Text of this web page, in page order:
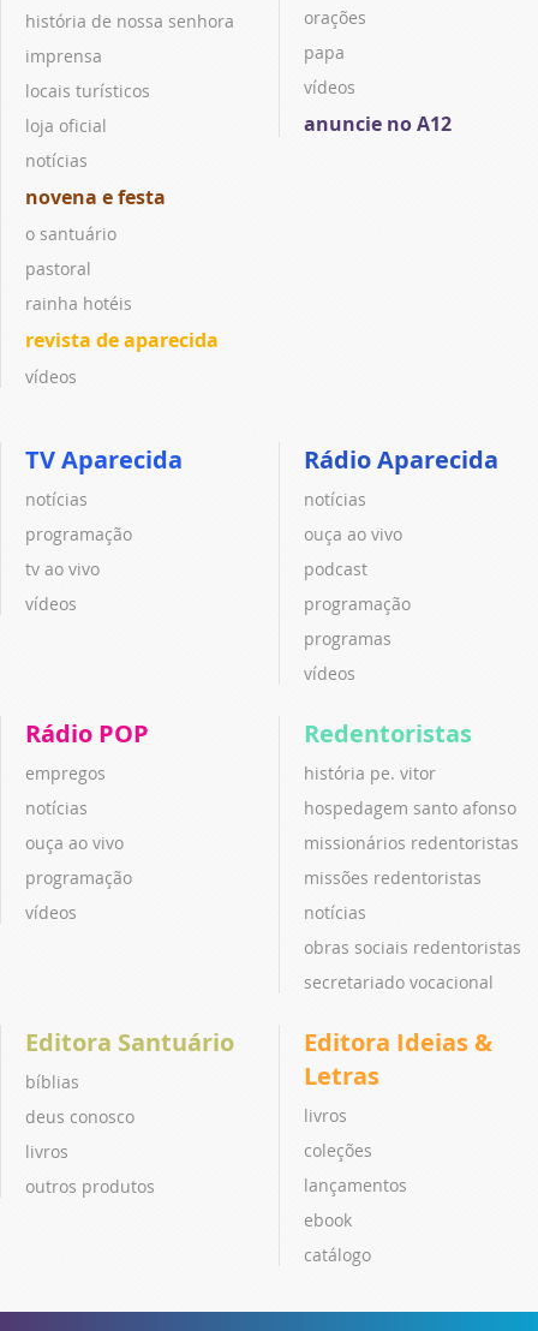
história de nossa senhora
imprensa
locais turísticos
loja oficial
notícias
novena e festa
o santuário
pastoral
rainha hotéis
revista de aparecida
vídeos
orações
papa
vídeos
anuncie no A12
TV Aparecida
notícias
programação
tv ao vivo
vídeos
Rádio Aparecida
notícias
ouça ao vivo
podcast
programação
programas
vídeos
Rádio POP
empregos
notícias
ouça ao vivo
programação
vídeos
Redentoristas
história pe. vitor
hospedagem santo afonso
missionários redentoristas
missões redentoristas
notícias
obras sociais redentoristas
secretariado vocacional
Editora Santuário
bíblias
deus conosco
livros
outros produtos
Editora Ideias &
Letras
livros
coleções
lançamentos
ebook
catálogo